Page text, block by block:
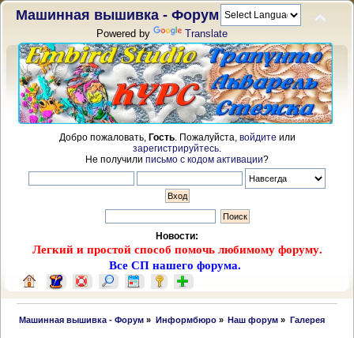
Машинная вышивка - Форум
Powered by Translate
Добро пожаловать, Гость. Пожалуйста, войдите или
зарегистрируйтесь
Не получили письмо с кодом активации?
Новости:
Легкий и простой способ помочь любимому форуму.
Все СП нашего форума.
Машинная вышивка - Форум » Информбюро» Наш форум » Галерея